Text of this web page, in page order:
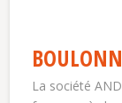
La société